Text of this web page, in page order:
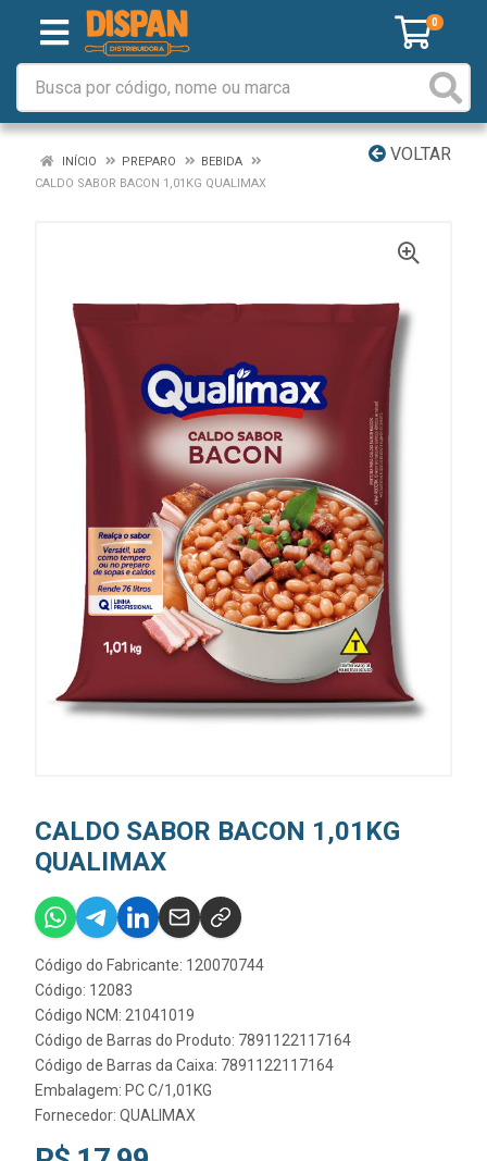
0
VOLTAR
INÍCIO PREPARO
BEBIDA
CALDO SABOR BACON 1,01KG QUALIMAX
CALDO SABOR BACON 1,01KG
QUALIMAX
Código do Fabricante: 120070744
Código: 12083
Código NCM: 21041019
Código de Barras do Produto: 7891122117164
Código de Barras da Caixa: 7891122117164
Embalagem: PC C/1,01KG
Fornecedor: QUALIMAX